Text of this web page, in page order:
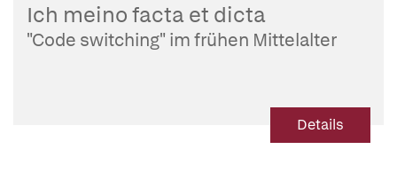
Ich meino facta et dicta
"Code switching" im frühen Mittelalter
Details